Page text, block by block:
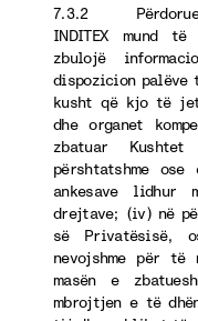
7.3.2
INDITEX mund
zbulojë
dispozicion
kusht që kjo të
dhe organet
zbatuar
përshtatshme
ankesave
drejtave; (iv) në
së Privatësisë,
nevojshme për
masën e
mbrojtjen e të